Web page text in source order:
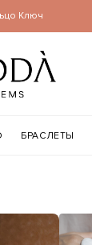
Ключ
БРАСЛЕТЫ